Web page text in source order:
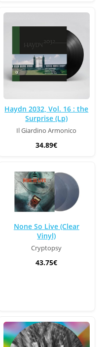
Haydn 2032, Vol. 16 : the
Surprise (Lp)
Il Giardino Armonico
34.89€
None So Live (Clear
Vinyl)
Cryptopsy
43.75€